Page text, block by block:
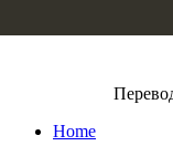
Home